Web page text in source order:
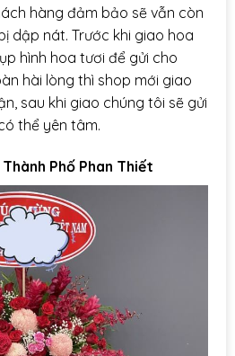
hàng đảm bảo sẽ vẫn còn
dập nát. Trước khi giao hoa
hình hoa tươi để gửi cho
hài lòng thì shop mới giao
sau khi giao chúng tôi sẽ gửi
thể yên tâm.
Phố Phan Thiết